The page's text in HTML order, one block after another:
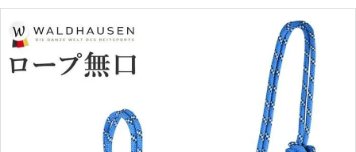
カテゴリーから探す
ヘルメット